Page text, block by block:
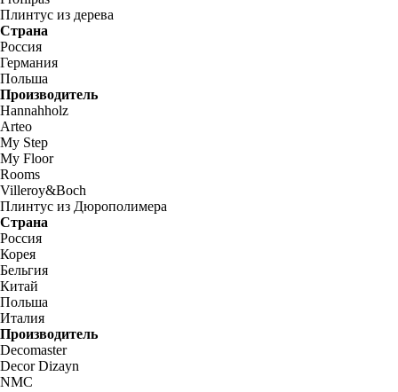
Плинтус из дерева
Страна
Россия
Германия
Польша
Производитель
Hannahholz
Arteo
My Step
My Floor
Rooms
Villeroy&Boch
Плинтус из Дюрополимера
Страна
Россия
Корея
Бельгия
Китай
Польша
Италия
Производитель
Decomaster
Decor Dizayn
NMC